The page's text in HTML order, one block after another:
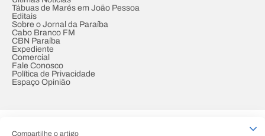
Compartilhe o artigo
Tábuas de Marés em João Pessoa
Editais
Sobre o Jornal da Paraíba
Cabo Branco FM
CBN Paraíba
Expediente
Comercial
Fale Conosco
Política de Privacidade
Espaço Opinião